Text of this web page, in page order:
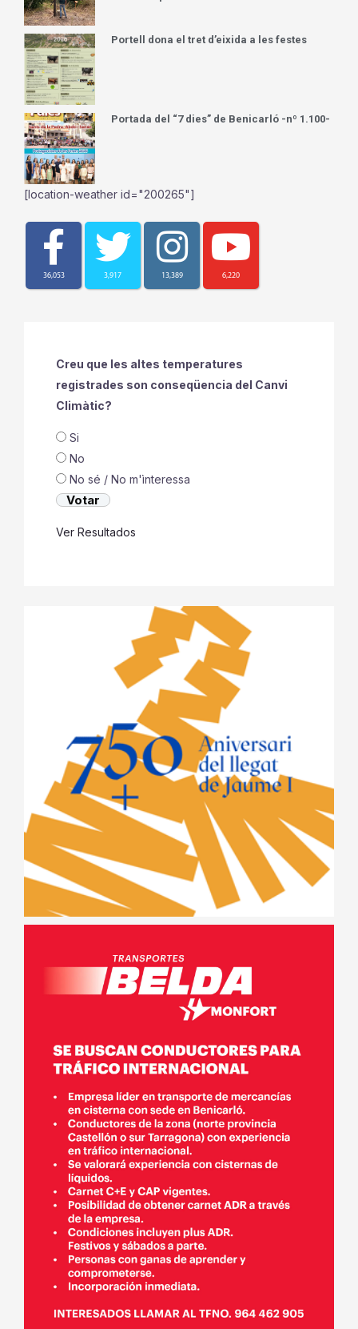
Portell dona el tret d’eixida a les festes
Portada del “7 dies” de Benicarló -nº 1.100-
[location-weather id="200265"]
36,053 3,917 13,389 6,220
Creu que les altes temperatures
registrades son conseqüencia del Canvi
Climàtic?
Si
No
No sé / No m'ìnteressa
Ver Resultados